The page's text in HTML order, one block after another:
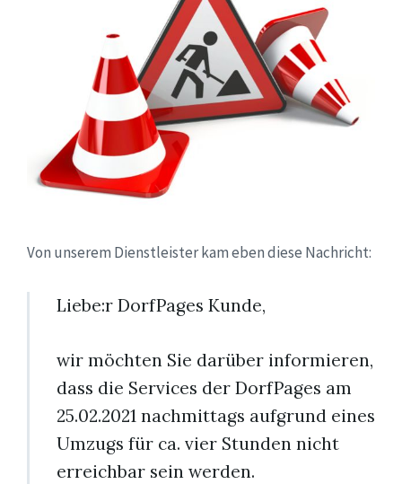
Von unserem Dienstleister kam eben diese Nachricht:
Liebe:r DorfPages Kunde,
wir möchten Sie darüber informieren,
dass die Services der DorfPages am
25.02.2021 nachmittags aufgrund eines
Umzugs für ca. vier Stunden nicht
erreichbar sein werden.